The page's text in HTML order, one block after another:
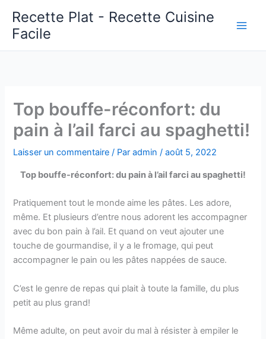
contenu
Recette Plat - Recette Cuisine
Facile
Top bouffe-réconfort: du
pain à l’ail farci au spaghetti!
Laisser un commentaire / Paradmin/août 5, 2022
Top bouffe-réconfort: du pain à l’ail farci au spaghetti!
Pratiquement tout le monde aime les pâtes. Les adore,
même. Et plusieurs d’entre nous adorent les accompagner
avec du bon pain à l’ail. Et quand on veut ajouter une
touche de gourmandise, il y a le fromage, qui peut
accompagner le pain ou les pâtes nappées de sauce.
C’est le genre de repas qui plait à toute la famille, du plus
petit au plus grand!
Même adulte, on peut avoir du mal à résister à empiler le